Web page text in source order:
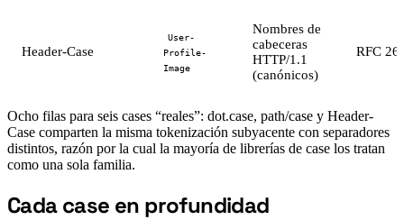
Header-Case
User-
Profile-
Image
Nombres de
cabeceras
HTTP/1.1
(canónicos)
RFC
Ocho filas para seis cases “reales”: dot.case, path/case y Header-
Case comparten la misma tokenización subyacente con separadores
distintos, razón por la cual la mayoría de librerías de case los tratan
como una sola familia.
#
Cada case en profundidad